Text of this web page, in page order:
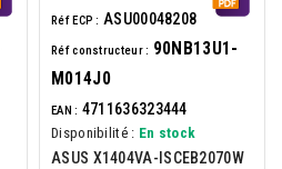
Réf ECP : ASU00048208
Réf constructeur : 90NB13U1-
M014J0
EAN : 4711636323444
Disponibilité : En stock
ASUS X1404VA-ISCEB2070W